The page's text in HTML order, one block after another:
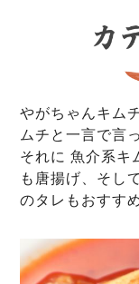
やがちゃんキム
ムチと一言で言
それに 魚介系キ
も唐揚げ、そし
のタレもおすす